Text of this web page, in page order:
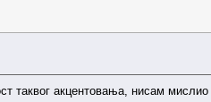
таквог акцентовања, нисам мислио